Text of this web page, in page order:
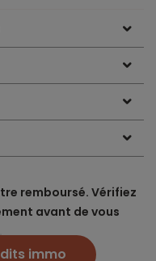
immo
remboursé. Vérifiez
avant de vous